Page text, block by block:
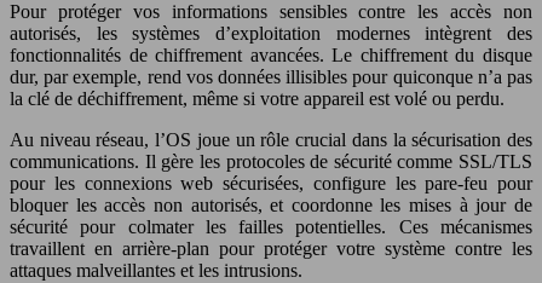
Pour protéger vos informations sensibles contre les accès non
autorisés, les systèmes d’exploitation modernes intègrent des
fonctionnalités de chiffrement avancées. Le chiffrement du disque
dur, par exemple, rend vos données illisibles pour quiconque n’a pas
la clé de déchiffrement, même si votre appareil est volé ou perdu.
Au niveau réseau, l’OS joue un rôle crucial dans la sécurisation des
communications. Il gère les protocoles de sécurité comme SSL/TLS
pour les connexions web sécurisées, configure les pare-feu pour
bloquer les accès non autorisés, et coordonne les mises à jour de
sécurité pour colmater les failles potentielles. Ces mécanismes
travaillent en arrière-plan pour protéger votre système contre les
attaques malveillantes et les intrusions.